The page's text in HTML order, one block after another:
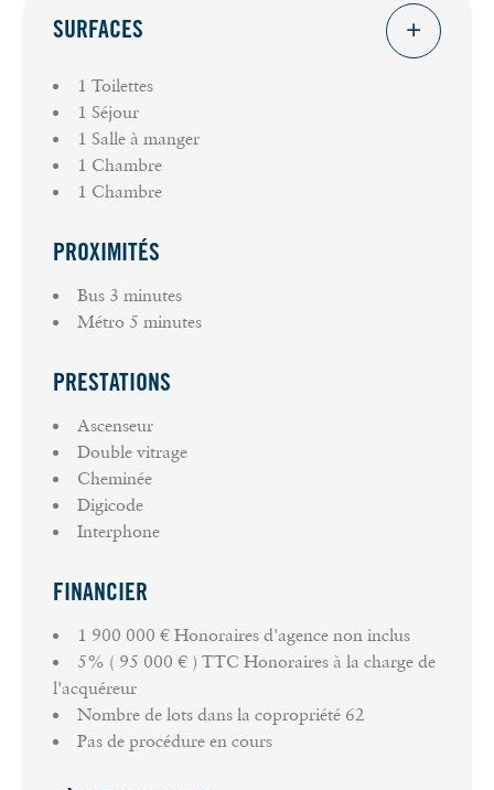
L. 561-5 du Code monétaire et financier, une pièce
d'identité vous sera demandée avant chaque visite.
Carrez (dans la limite de 400 arbres par dossier),
cette annonce permet de planter 400 arbres et
d'oeuvrer à la sauvegarde des océans grâce à nos
partenariats avec Reforest'action et
TheSeaCleaners.
SURFACES
1 Toilettes
1 Séjour
1 Salle à manger
1 Chambre
1 Chambre
PROXIMITÉS
Bus 3 minutes
Métro 5 minutes
PRESTATIONS
Ascenseur
Double vitrage
Cheminée
Digicode
Interphone
FINANCIER
1 900 000 € Honoraires d'agence non inclus
5% ( 95 000 € ) TTC Honoraires à la charge de
l'acquéreur
Nombre de lots dans la copropriété 62
Pas de procédure en cours